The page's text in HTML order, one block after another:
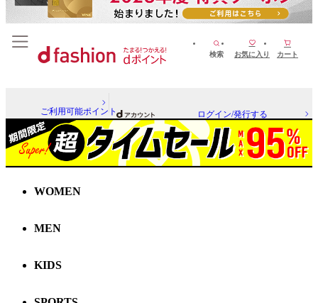
検索 お気に入り カート
ご利用可能ポイント ログイン/発行する
WOMEN
MEN
KIDS